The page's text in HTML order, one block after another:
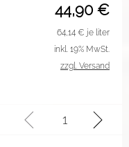
44,90 €
64,14 € je liter
inkl. 19% MwSt.
zzgl. Versand